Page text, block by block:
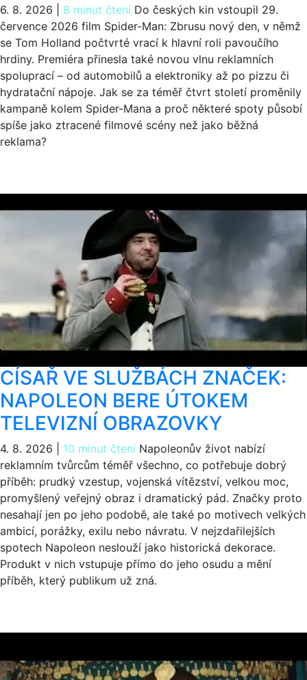
6. 8. 2026 8 minut čtení Do českých kin vstoupil 29.
července 2026 film Spider-Man: Zbrusu nový den, v němž
se Tom Holland počtvrté vrací k hlavní roli pavoučího
hrdiny. Premiéra přinesla také novou vlnu reklamních
spoluprací – od automobilů a elektroniky až po pizzu či
hydratační nápoje. Jak se za téměř čtvrt století proměnily
kampaně kolem Spider-Mana a proč některé spoty působí
spíše jako ztracené filmové scény než jako běžná
reklama?
CÍSAŘ VE SLUŽBÁCH ZNAČEK:
NAPOLEON BERE ÚTOKEM
TELEVIZNÍ OBRAZOVKY
4. 8. 2026 10 minut čtení Napoleonův život nabízí
reklamním tvůrcům téměř všechno, co potřebuje dobrý
příběh: prudký vzestup, vojenská vítězství, velkou moc,
promyšlený veřejný obraz i dramatický pád. Značky proto
nesahají jen po jeho podobě, ale také po motivech velkých
ambicí, porážky, exilu nebo návratu. V nejzdařilejších
spotech Napoleon neslouží jako historická dekorace.
Produkt v nich vstupuje přímo do jeho osudu a mění
příběh, který publikum už zná.